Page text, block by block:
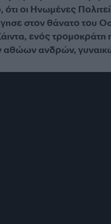
οι Ηνωμένες
στον θάνατο του
ενός τρομοκράτη
αθώων ανδρών,